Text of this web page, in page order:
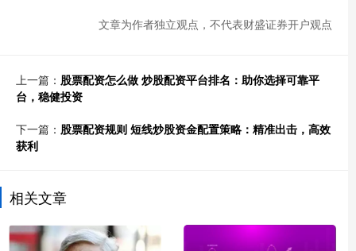
文章为作者独立观点，不代表财盛证券开户观点
上一篇： 股票配资怎么做 炒股配资平台排名：助你选择可靠平
台，稳健投资
下一篇： 股票配资规则 短线炒股资金配置策略：精准出击，高效
获利
相关文章